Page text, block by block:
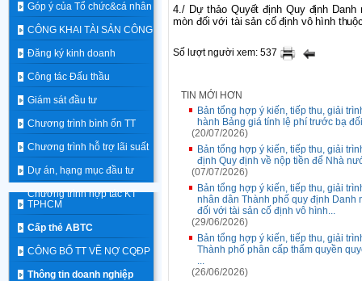
Góp ý của Tổ chức&cá nhân
CÔNG KHAI TÀI SẢN CÔNG
Đăng ký kinh doanh
Công tác Đấu thầu
Giám sát đầu tư
Chương trình bình ổn TT
Chương trình hỗ trợ lãi suất
Dự án, hạng mục đầu tư
Chương trình hợp tác KT
TPHCM
Cấp thẻ ABTC
CÔNG BỐ TT VỀ NỢ CQĐP
Thông tin doanh nghiệp
4./ Dự thảo Quyết định Quy định
mòn đối với tài sản cố định vô hình
Số lượt người xem: 537
TIN MỚI HƠN
Bản tổng hợp ý kiến, tiếp thu, giải
hành Bảng giá tính lệ phí trước bạ
(20/07/2026)
Bản tổng hợp ý kiến, tiếp thu, giải
định Quy định về nộp tiền để Nhà
(07/07/2026)
Bản tổng hợp ý kiến, tiếp thu, giải
nhân dân Thành phố quy định Danh
đối với tài sản cố định vô hình...
(29/06/2026)
Bản tổng hợp ý kiến, tiếp thu, giải
Thành phố phân cấp thẩm quyền
...
(26/06/2026)